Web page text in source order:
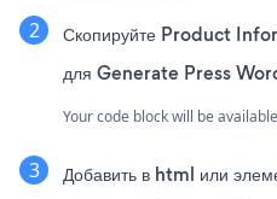
Скопируйте Product
для Generate Press
Your code block will be
Добавить в html или